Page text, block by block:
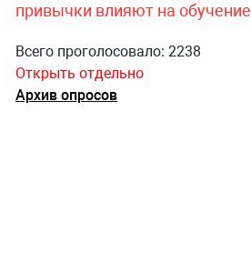
привычки влияют на обучение
Всего проголосовало: 2238
Открыть отдельно
Архив опросов